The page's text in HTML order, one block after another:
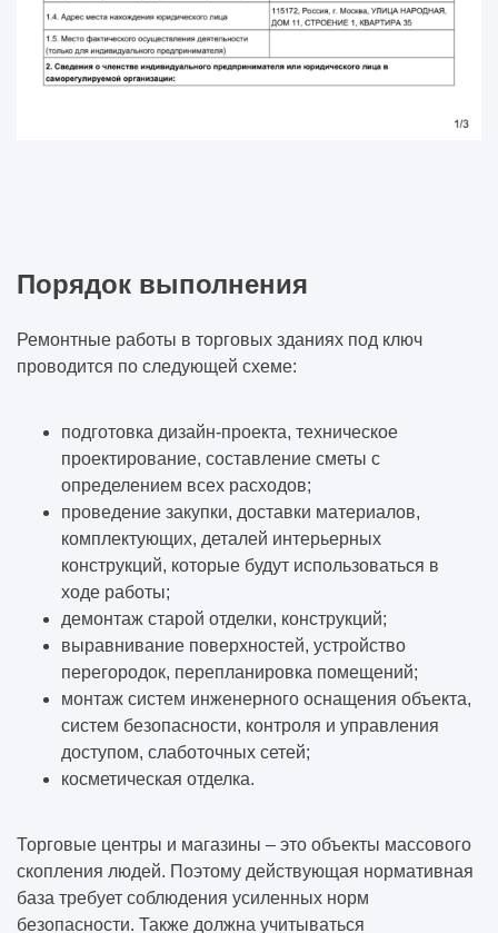
Порядок выполнения
Ремонтные работы в торговых зданиях под ключ
проводится по следующей схеме:
подготовка дизайн-проекта, техническое
проектирование, составление сметы с
определением всех расходов;
проведение закупки, доставки материалов,
комплектующих, деталей интерьерных
конструкций, которые будут использоваться в
ходе работы;
демонтаж старой отделки, конструкций;
выравнивание поверхностей, устройство
перегородок, перепланировка помещений;
монтаж систем инженерного оснащения объекта,
систем безопасности, контроля и управления
доступом, слаботочных сетей;
косметическая отделка.
Торговые центры и магазины – это объекты массового
скопления людей. Поэтому действующая нормативная
база требует соблюдения усиленных норм
безопасности. Также должна учитываться